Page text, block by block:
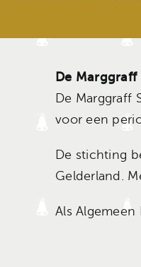
De
De Marggraff
voor een
De stichting
Gelderland.
Als